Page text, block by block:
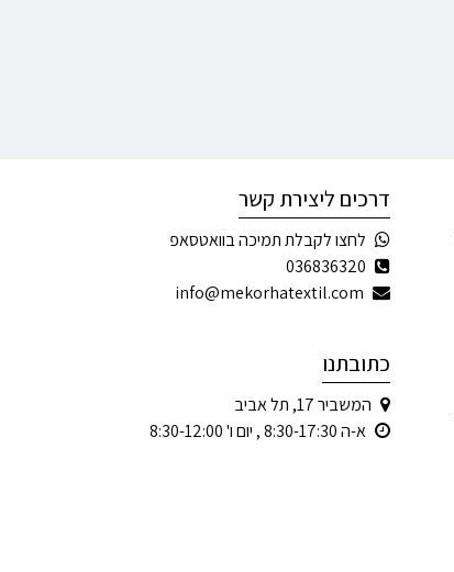
דרכים ליצירת קשר
לחצו לקבלת תמיכה בוואטסאפ
036836320
info@mekorhatextil.com
כתובתנו
המשביר 17, תל אביב
א-ה 8:30-17:30 , יום ו' 8:30-12:00